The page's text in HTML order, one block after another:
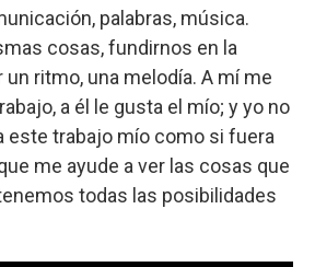
palabras, música.
cosas, fundirnos en la
ritmo, una melodía. A mí me
a él le gusta el mío; y yo no
este trabajo mío como si fuera
me ayude a ver las cosas que
todas las posibilidades